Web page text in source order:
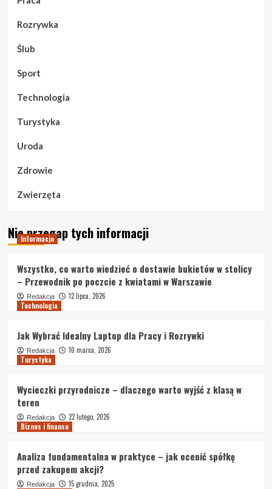
Rozrywka
Ślub
Sport
Technologia
Turystyka
Uroda
Zdrowie
Zwierzęta
Nie przegap tych informacji
Informacje
Wszystko, co warto wiedzieć o dostawie bukietów w stolicy
– Przewodnik po poczcie z kwiatami w Warszawie
Redakcja
12 lipca, 2026
Technologia
Jak Wybrać Idealny Laptop dla Pracy i Rozrywki
Redakcja
10 marca, 2026
Turystyka
Wycieczki przyrodnicze – dlaczego warto wyjść z klasą w
teren
Redakcja
22 lutego, 2026
Biznes i finanse
Analiza fundamentalna w praktyce – jak ocenić spółkę
przed zakupem akcji?
Redakcja
15 grudnia, 2025